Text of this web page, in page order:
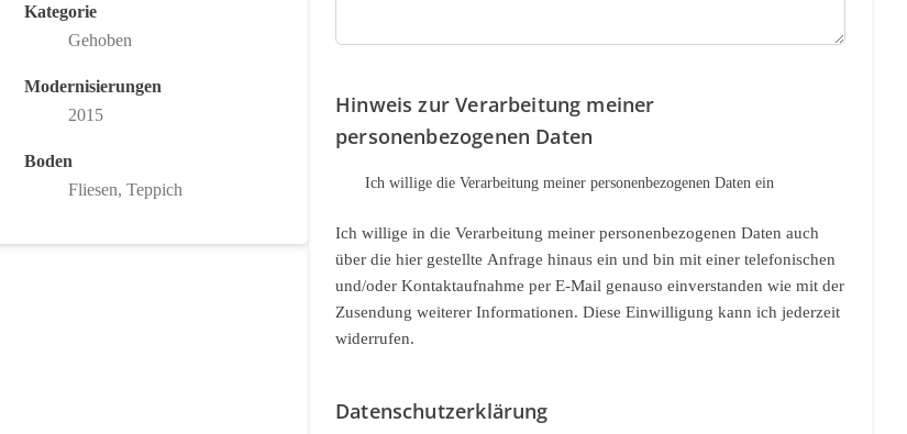
Kategorie
Gehoben
Modernisierungen
2015
Boden
Fliesen, Teppich
Hinweis zur Verarbeitung meiner
personenbezogenen Daten
Ich willige die Verarbeitung meiner personenbezogenen Daten ein
Ich willige in die Verarbeitung meiner personenbezogenen Daten auch
über die hier gestellte Anfrage hinaus ein und bin mit einer telefonischen
und/oder Kontaktaufnahme per E-Mail genauso einverstanden wie mit der
Zusendung weiterer Informationen. Diese Einwilligung kann ich jederzeit
widerrufen.
Datenschutzerklärung